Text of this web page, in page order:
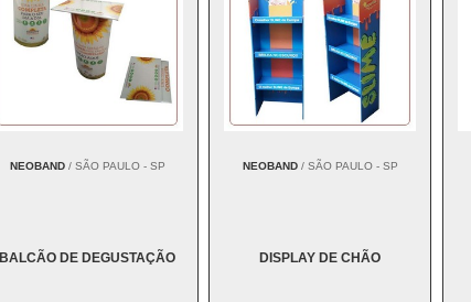
NEOBAND/ SÃO PAULO - SP
BALCÃO DE DEGUSTAÇÃO
NEOBAND/ SÃO PAULO - SP
DISPLAY DE CHÃO